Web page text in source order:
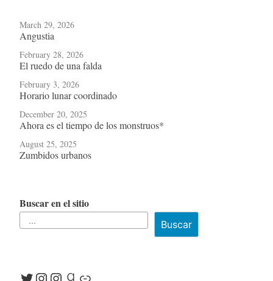
March 29, 2026
Angustia
February 28, 2026
El ruedo de una falda
February 3, 2026
Horario lunar coordinado
December 20, 2025
Ahora es el tiempo de los monstruos*
August 25, 2025
Zumbidos urbanos
Buscar en el sitio
Buscar